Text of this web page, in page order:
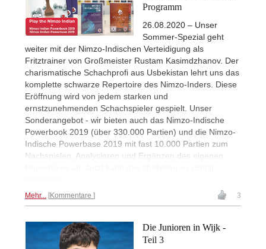
Programm
26.08.2020 – Unser
Sommer-Spezial geht
weiter mit der Nimzo-Indischen Verteidigung als
Fritztrainer von Großmeister Rustam Kasimdzhanov. Der
charismatische Schachprofi aus Usbekistan lehrt uns das
komplette schwarze Repertoire des Nimzo-Inders. Diese
Eröffnung wird von jedem starken und
ernstzunehmenden Schachspieler gespielt. Unser
Sonderangebot - wir bieten auch das Nimzo-Indische
Powerbook 2019 (über 330.000 Partien) und die Nimzo-
Indische Powerbase 2019 mit fast 10.000 Partien zum
Nachspielen, Analysieren und Ergänzen des eigenen
Mehr... Kommentare 3
Die Junioren in Wijk -
Teil 3